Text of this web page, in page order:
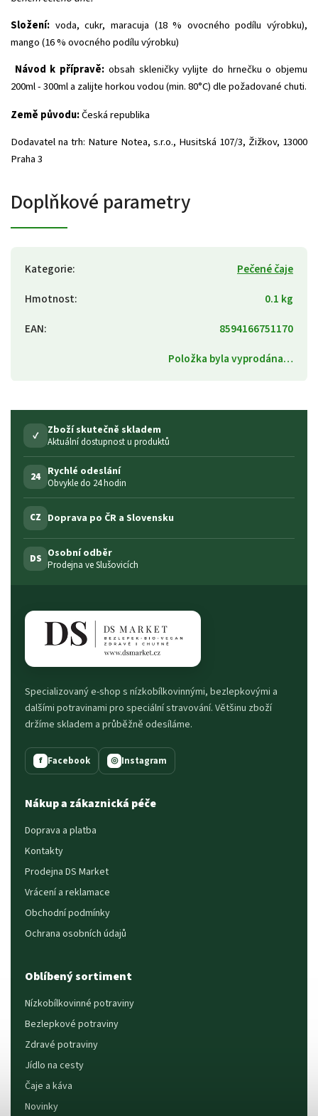
Složení: voda, cukr, maracuja (18 % ovocného podílu výrobku),
mango (16 % ovocného podílu výrobku)
Návod k přípravě: obsah skleničky vylijte do hrnečku o objemu
200ml - 300ml a zalijte horkou vodou (min. 80°C) dle požadované chuti.
Země původu:Česká republika
Dodavatel na trh: Nature Notea, s.r.o., Husitská 107/3, Žižkov, 13000
Praha 3
Doplňkové parametry
Kategorie:
Pečené čaje
Hmotnost:
0.1 kg
EAN:
8594166751170
Položka byla vyprodána…
✓ Zboží skutečně skladem
Aktuální dostupnost u produktů
24 Rychlé odeslání
Obvykle do 24 hodin
CZ Doprava po ČR a Slovensku
DS Osobní odběr
Prodejna ve Slušovicích
Specializovaný e-shop s nízkobílkovinnými, bezlepkovými a
dalšími potravinami pro speciální stravování. Většinu zboží
držíme skladem a průběžně odesíláme.
f Facebook ◎ Instagram
Nákup a zákaznická péče
Doprava a platba
Kontakty
Prodejna DS Market
Vrácení a reklamace
Obchodní podmínky
Ochrana osobních údajů
Oblíbený sortiment
Nízkobílkovinné potraviny
Bezlepkové potraviny
Zdravé potraviny
Jídlo na cesty
Čaje a káva
Novinky